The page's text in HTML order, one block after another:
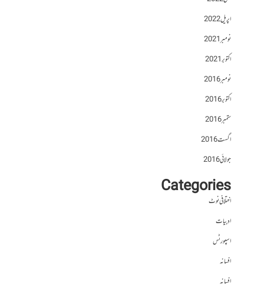
اپریل 2022
نومبر 2021
اکتوبر 2021
نومبر 2016
اکتوبر 2016
ستمبر 2016
اگست 2016
جولائی 2016
Categories
اختلافی نوٹ
ادبیات
اسپورٹس
افسانہ
افسانہ